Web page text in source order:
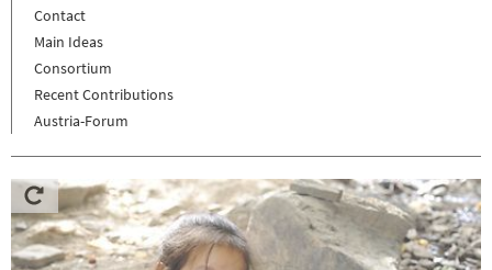
Contact
Main Ideas
Consortium
Recent Contributions
Austria-Forum